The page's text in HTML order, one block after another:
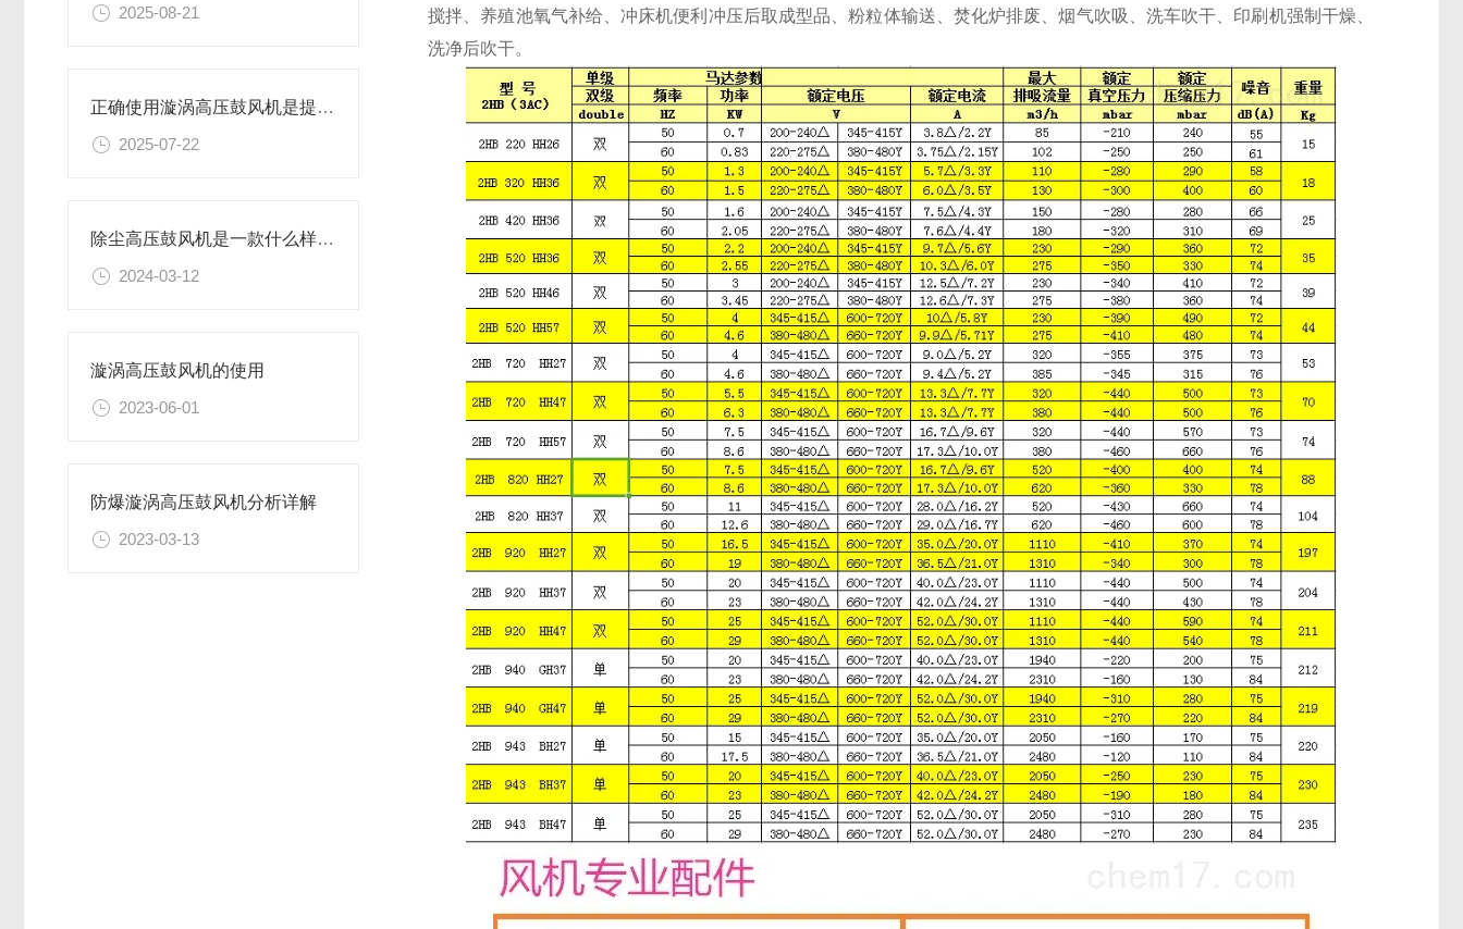
2025-08-21
正确使用漩涡高压鼓风机是提升效率与安全性的关键
2025-07-22
除尘高压鼓风机是一款什么样的设备
2024-03-12
漩涡高压鼓风机的使用
2023-06-01
防爆漩涡高压鼓风机分析详解
2023-03-13
搅拌、养殖池氧气补给、冲床机便利冲压后取成型品、粉粒体输送、焚化炉排废、烟气吹吸、洗车吹干、印刷机强制干燥、
洗净后吹干。